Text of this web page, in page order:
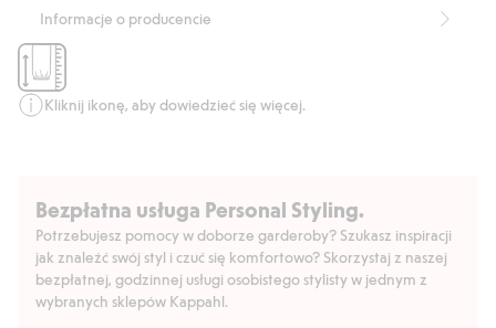
okrągłym dekoltem w rozmiarze 74–86
Extended size solution
Produkt zawiera 95% bawełny ekologicznej.
Numer artykułu
Organic cotton In-conversion- GOTS
Informacje o producencie
Kliknij ikonę, aby dowiedzieć się więcej.
Bezpłatna usługa Personal Styling.
Potrzebujesz pomocy w doborze garderoby? Szukasz inspiracji
jak znaleźć swój styl i czuć się komfortowo? Skorzystaj z naszej
bezpłatnej, godzinnej usługi osobistego stylisty w jednym z
wybranych sklepów Kappahl.